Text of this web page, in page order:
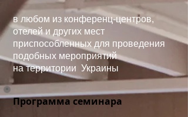
в любом из конференц-центров,
отелей и других мест
приспособленных для проведения
подобных мероприятий
на территории Украины
Программа семинара